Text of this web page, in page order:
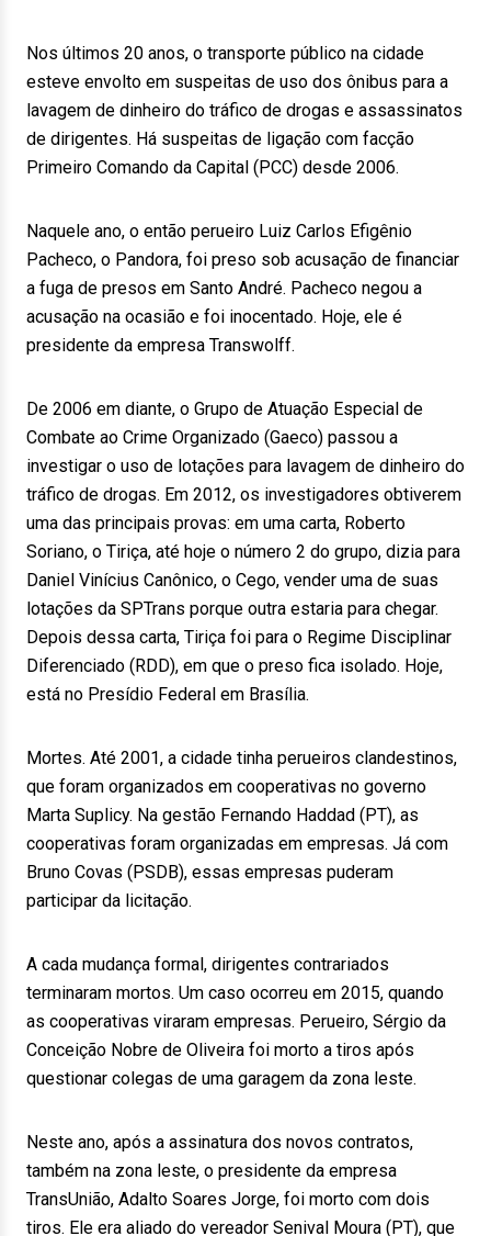
Nos últimos 20 anos, o transporte público na cidade
esteve envolto em suspeitas de uso dos ônibus para a
lavagem de dinheiro do tráfico de drogas e assassinatos
de dirigentes. Há suspeitas de ligação com facção
Primeiro Comando da Capital (PCC) desde 2006.
Naquele ano, o então perueiro Luiz Carlos Efigênio
Pacheco, o Pandora, foi preso sob acusação de financiar
a fuga de presos em Santo André. Pacheco negou a
acusação na ocasião e foi inocentado. Hoje, ele é
presidente da empresa Transwolff.
De 2006 em diante, o Grupo de Atuação Especial de
Combate ao Crime Organizado (Gaeco) passou a
investigar o uso de lotações para lavagem de dinheiro do
tráfico de drogas. Em 2012, os investigadores obtiverem
uma das principais provas: em uma carta, Roberto
Soriano, o Tiriça, até hoje o número 2 do grupo, dizia para
Daniel Vinícius Canônico, o Cego, vender uma de suas
lotações da SPTrans porque outra estaria para chegar.
Depois dessa carta, Tiriça foi para o Regime Disciplinar
Diferenciado (RDD), em que o preso fica isolado. Hoje,
está no Presídio Federal em Brasília.
Mortes. Até 2001, a cidade tinha perueiros clandestinos,
que foram organizados em cooperativas no governo
Marta Suplicy. Na gestão Fernando Haddad (PT), as
cooperativas foram organizadas em empresas. Já com
Bruno Covas (PSDB), essas empresas puderam
participar da licitação.
A cada mudança formal, dirigentes contrariados
terminaram mortos. Um caso ocorreu em 2015, quando
as cooperativas viraram empresas. Perueiro, Sérgio da
Conceição Nobre de Oliveira foi morto a tiros após
questionar colegas de uma garagem da zona leste.
Neste ano, após a assinatura dos novos contratos,
também na zona leste, o presidente da empresa
TransUnião, Adalto Soares Jorge, foi morto com dois
tiros. Ele era aliado do vereador Senival Moura (PT), que